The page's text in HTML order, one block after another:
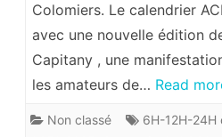
Colomiers. Le calendrier
avec une nouvelle édition
Capitany , une
les amateurs de… Read
Non classé 6H-12H-24H